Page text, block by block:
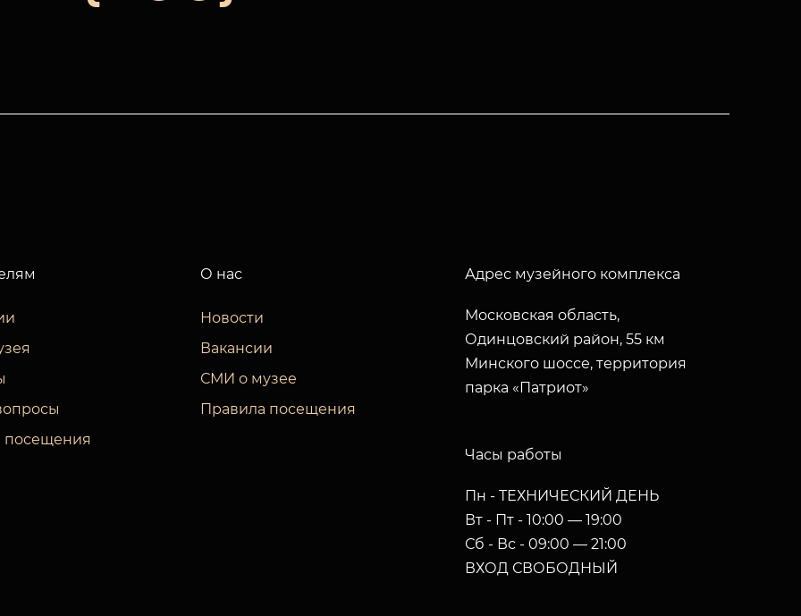
посещения
О нас
Новости
Вакансии
СМИ о музее
Правила посещения
Адрес музейного комплекса
Московская область,
Одинцовский район, 55 км
Минского шоссе, территория
парка «Патриот»
Часы работы
Пн - ТЕХНИЧЕСКИЙ ДЕНЬ
Вт - Пт - 10:00 — 19:00
Сб - Вс - 09:00 — 21:00
ВХОД СВОБОДНЫЙ